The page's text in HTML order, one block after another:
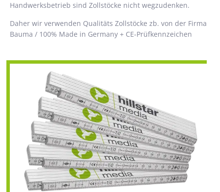
Handwerksbetrieb sind Zollstöcke nicht wegzudenken.
Daher wir verwenden Qualitäts Zollstöcke zb. von der Firma
Bauma / 100% Made in Germany + CE-Prüfkennzeichen